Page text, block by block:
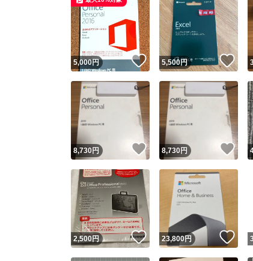
5,000円 いいね！
5,500円 い
8,730円 いいね！
8,730円 い
2,500円 いいね！
23,800円 い